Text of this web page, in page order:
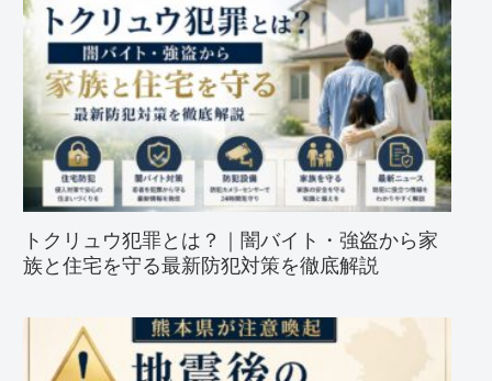
トクリュウ犯罪とは？｜闇バイト・強盗から家
族と住宅を守る最新防犯対策を徹底解説